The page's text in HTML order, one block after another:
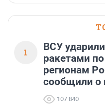
1
ВСУ
ракетами
регионам
сообщили о
107 840